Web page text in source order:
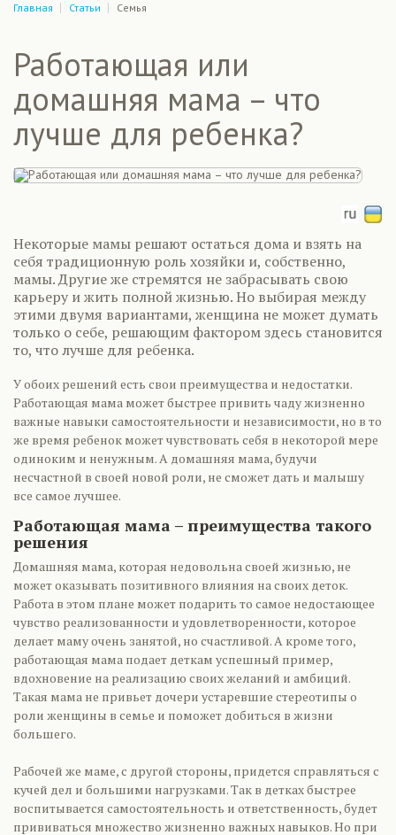
Главная Статьи Семья
Работающая или
домашняя мама – что
лучше для ребенка?
Некоторые мамы решают остаться дома и взять на
себя традиционную роль хозяйки и, собственно,
мамы. Другие же стремятся не забрасывать свою
карьеру и жить полной жизнью. Но выбирая между
этими двумя вариантами, женщина не может думать
только о себе, решающим фактором здесь становится
то, что лучше для ребенка.
У обоих решений есть свои преимущества и недостатки.
Работающая мама может быстрее привить чаду жизненно
важные навыки самостоятельности и независимости, но в то
же время ребенок может чувствовать себя в некоторой мере
одиноким и ненужным. А домашняя мама, будучи
несчастной в своей новой роли, не сможет дать и малышу
все самое лучшее.
Работающая мама – преимущества такого
решения
Домашняя мама, которая недовольна своей жизнью, не
может оказывать позитивного влияния на своих деток.
Работа в этом плане может подарить то самое недостающее
чувство реализованности и удовлетворенности, которое
делает маму очень занятой, но счастливой. А кроме того,
работающая мама подает деткам успешный пример,
вдохновение на реализацию своих желаний и амбиций.
Такая мама не привьет дочери устаревшие стереотипы о
роли женщины в семье и поможет добиться в жизни
большего.
Рабочей же маме, с другой стороны, придется справляться с
кучей дел и большими нагрузками. Так в детках быстрее
воспитывается самостоятельность и ответственность, будет
прививаться множество жизненно важных навыков. Но при